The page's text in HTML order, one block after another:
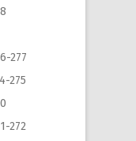
277
275
272